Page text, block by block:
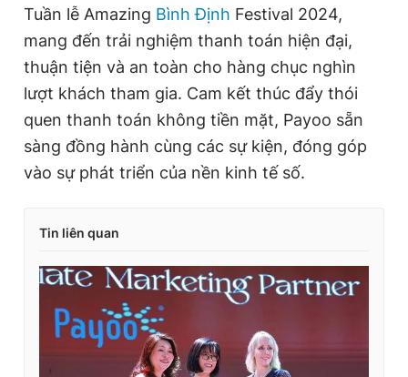
Tuần lễ Amazing Bình Định Festival 2024,
mang đến trải nghiệm thanh toán hiện đại,
thuận tiện và an toàn cho hàng chục nghìn
lượt khách tham gia. Cam kết thúc đẩy thói
quen thanh toán không tiền mặt, Payoo sẵn
sàng đồng hành cùng các sự kiện, đóng góp
vào sự phát triển của nền kinh tế số.
Tin liên quan